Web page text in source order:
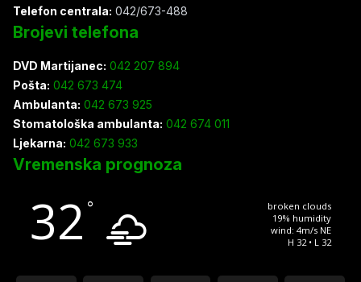
Telefon centrala: 042/673-488
Brojevi telefona
DVD Martijanec: 042 207 894
Pošta: 042 673 474
Ambulanta: 042 673 925
Stomatološka ambulanta: 042 674 011
Ljekarna: 042 673 933
Vremenska prognoza
32 °
broken clouds
19% humidity
wind: 4m/s NE
H 32 • L 32